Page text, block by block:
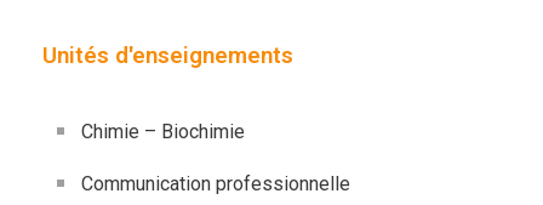
Unités d'enseignements
Chimie – Biochimie
Communication professionnelle